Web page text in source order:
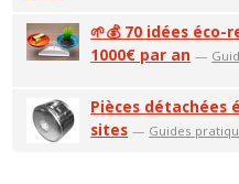
🌱💰 70 idées
1000€ par an —
Pièces détachées
sites — Guides